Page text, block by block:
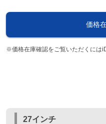
価格
※価格在庫確認をご覧いただくには
27インチ